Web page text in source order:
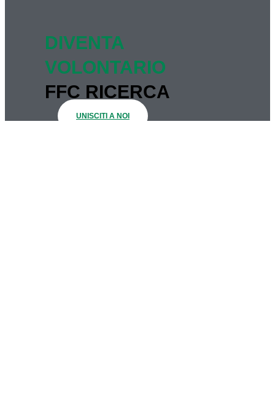
DIVENTA
VOLONTARIO
FFC RICERCA
UNISCITI A NOI